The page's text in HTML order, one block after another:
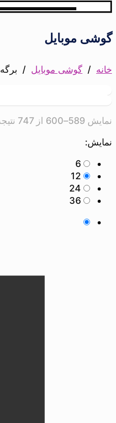
گوشی موبایل
خانه / گوشی موبایل / برگه 50
نمایش 589–600 از 747 نتیجه
نمایش:
6
12
24
36